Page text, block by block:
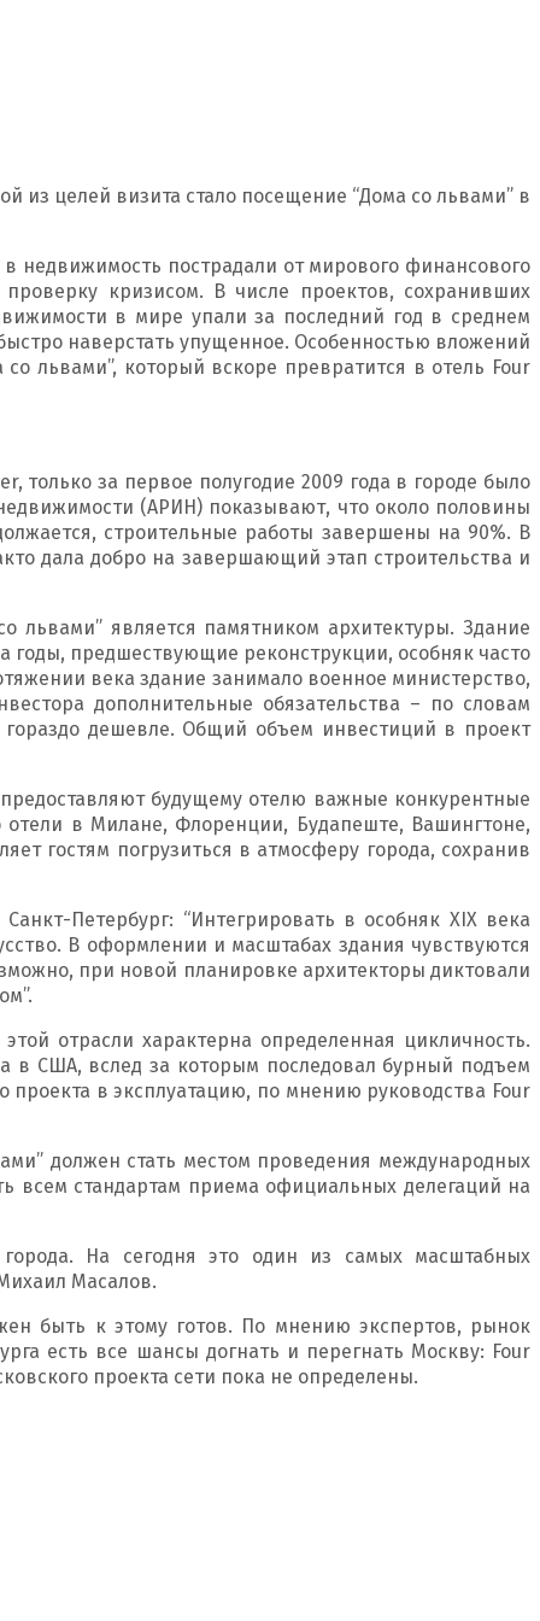
из целей визита стало посещение “Дома со львами” в
недвижимость пострадали от мирового финансового
кризисом. В числе проектов, сохранивших
в мире упали за последний год в среднем
наверстать упущенное. Особенностью вложений
львами”, который вскоре превратится в отель Four
только за первое полугодие 2009 года в городе было
(АРИН) показывают, что около половины
строительные работы завершены на 90%. В
дала добро на завершающий этап строительства и
львами” является памятником архитектуры. Здание
предшествующие реконструкции, особняк часто
века здание занимало военное министерство,
дополнительные обязательства – по словам
гораздо дешевле. Общий объем инвестиций в проект
будущему отелю важные конкурентные
отели в Милане, Флоренции, Будапеште, Вашингтоне,
гостям погрузиться в атмосферу города, сохранив
Петербург: “Интегрировать в особняк XIX века
В оформлении и масштабах здания чувствуются
при новой планировке архитекторы диктовали
отрасли характерна определенная цикличность.
в США, вслед за которым последовал бурный подъем
проекта в эксплуатацию, по мнению руководства Four
должен стать местом проведения международных
всем стандартам приема официальных делегаций на
На сегодня это один из самых масштабных
Масалов.
быть к этому готов. По мнению экспертов, рынок
есть все шансы догнать и перегнать Москву: Four
проекта сети пока не определены.